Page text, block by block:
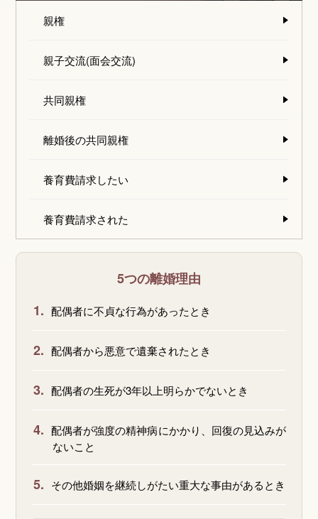
親権
親子交流(面会交流)
共同親権
離婚後の共同親権
養育費請求したい
養育費請求された
5つの離婚理由
1. 配偶者に不貞な行為があったとき
2. 配偶者から悪意で遺棄されたとき
3. 配偶者の生死が3年以上明らかでないとき
4. 配偶者が強度の精神病にかかり、回復の見込みが
ないこと
5. その他婚姻を継続しがたい重大な事由があるとき